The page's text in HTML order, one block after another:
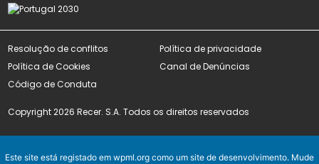
Resolução de conflitos
Política de privacidade
Política de Cookies
Canal de Denúncias
Código de Conduta
Copyright 2026 Recer. S.A. Todos os direitos reservados
Este site está registado em wpml.org como um site de desenvolvimento. Mude